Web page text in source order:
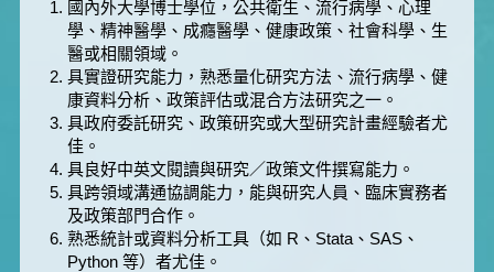
國內外大學博士學位，公共衛生、流行病學、心理
學、精神醫學、成癮醫學、健康政策、社會科學、生
醫或相關領域。
具實證研究能力，熟悉量化研究方法、流行病學、健
康資料分析、政策評估或混合方法研究之一。
具政府委託研究、政策研究或大型研究計畫經驗者尤
佳。
具良好中英文閱讀與研究／政策文件撰寫能力。
具跨領域溝通協調能力，能與研究人員、臨床實務者
及政策部門合作。
熟悉統計或資料分析工具（如 R、Stata、SAS、
Python 等）者尤佳。